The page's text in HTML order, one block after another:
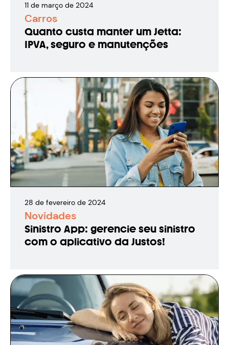
11 de março de 2024
Carros
Quanto custa manter um Jetta:
IPVA, seguro e manutenções
28 de fevereiro de 2024
Novidades
Sinistro App: gerencie seu sinistro
com o aplicativo da Justos!